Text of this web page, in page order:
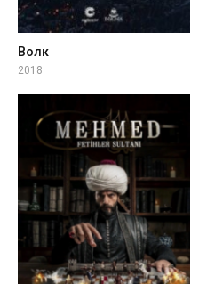
Волк
2018